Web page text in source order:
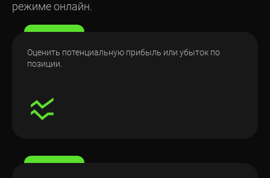
режиме онлайн.
Оценить потенциальную прибыль или убыток по
позиции.